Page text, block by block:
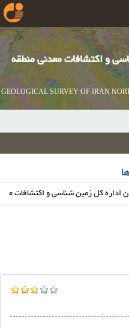
و اکتشافات معدنی منطقه
GEOLOGICAL SURVEY OF IRAN
کل زمین شناسی و اکتشافات